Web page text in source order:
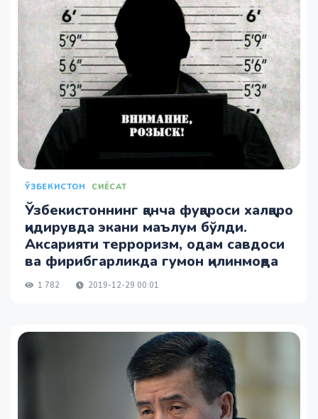
ЎЗБЕКИСТОН СИЁСАТ
Ўзбекистоннинг қанча фуқароси халқаро
қидирувда экани маълум бўлди.
Аксарияти терроризм, одам савдоси
ва фирибгарликда гумон қилинмоқда
1 782 2019-12-29 00:01